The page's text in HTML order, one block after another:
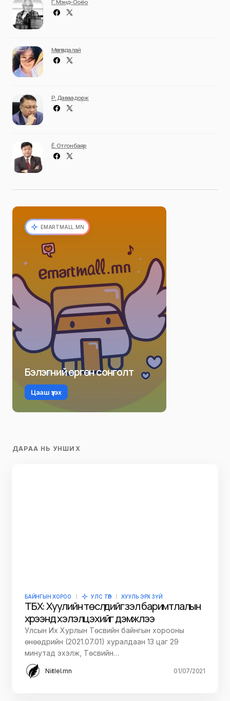
Г. Мэнд-Ооёо
Мөнгөндалай
Р. Даваадорж
Ё. Отгонбаяр
EMARTMALL.MN
Бэлэгний өргөн сонголт
Цааш үзэх
ДАРАА НЬ УНШИХ
БАЙНГЫН ХОРОО УЛС ТӨР ХУУЛЬ ЭРХ ЗҮЙ
ТБХ: Хуулийн төслүүдийг үзэл баримтлалын
хүрээнд хэлэлцэхийг дэмжлээ
Улсын Их Хурлын Төсвийн байнгын хорооны
өнөөдрийн (2021.07.01) хуралдаан 13 цаг 29
минутад эхэлж, Төсвийн…
Niitlel.mn 01/07/2021